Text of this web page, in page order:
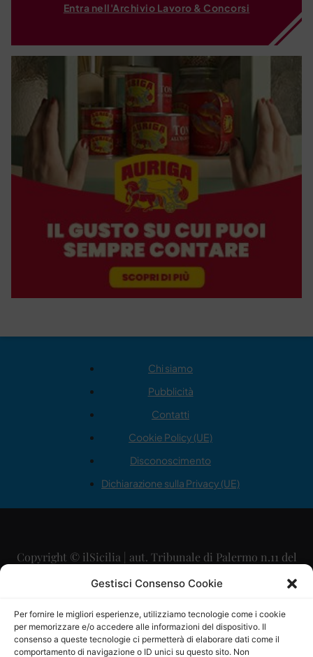
Gestisci Consenso Cookie
Per fornire le migliori esperienze, utilizziamo tecnologie come i cookie
per memorizzare e/o accedere alle informazioni del dispositivo. Il
consenso a queste tecnologie ci permetterà di elaborare dati come il
comportamento di navigazione o ID unici su questo sito. Non
Entra nell'Archivio Lavoro & Concorsi
Chi siamo
Pubblicità
Contatti
Cookie Policy (UE)
Disconoscimento
Dichiarazione sulla Privacy (UE)
Copyright © ilSicilia | aut. Tribunale di Palermo n.11 del
29/09/2015
Direttore Editoriale: Maurizio Scaglione